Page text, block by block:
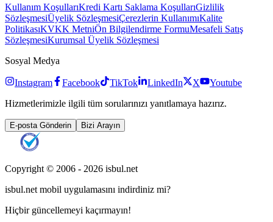
Kullanım KoşullarıKredi Kartı Saklama KoşullarıGizlilik
SözleşmesiÜyelik SözleşmesiÇerezlerin KullanımıKalite
PolitikasıKVKK MetniÖn Bilgilendirme FormuMesafeli Satış
SözleşmesiKurumsal Üyelik Sözleşmesi
Sosyal Medya
Instagram Facebook TikTok LinkedIn X
Youtube
Hizmetlerimizle ilgili tüm sorularınızı yanıtlamaya hazırız.
E-posta Gönderin Bizi Arayın
Copyright © 2006 - 2026 isbul.net
isbul.net mobil uygulamasını indirdiniz mi?
Hiçbir güncellemeyi kaçırmayın!